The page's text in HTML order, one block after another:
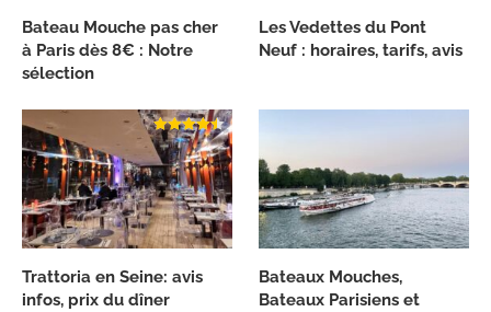
Bateau Mouche pas cher
à Paris dès 8€ : Notre
sélection
Les Vedettes du Pont
Neuf : horaires, tarifs, avis
Trattoria en Seine: avis
infos, prix du dîner
Bateaux Mouches,
Bateaux Parisiens et